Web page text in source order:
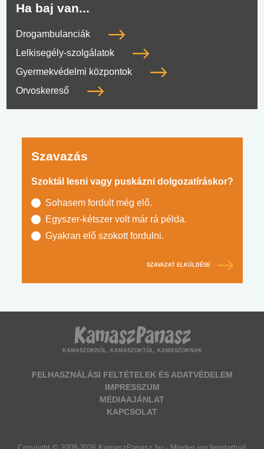
Ha baj van...
Drogambulanciák
Lelkisegély-szolgálatok
Gyermekvédelmi központok
Orvoskereső
Szavazás
Szoktál lesni vagy puskázni dolgozatíráskor?
Sohasem fordult még elő.
Egyszer-kétszer volt már rá példa.
Gyakran elő szokott fordulni.
SZAVAZAT ELKÜLDÉSE
KAMASZOKRÓL, KAMASZOKTÓL, KAMASZOKNAK
FELHASZNÁLÁSI FELTÉTELEK ÉS ADATVÉDELEM
IMPRESSZUM
MÉDIAAJÁNLAT
KAPCSOLAT